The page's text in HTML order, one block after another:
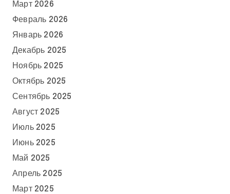
Март 2026
Февраль 2026
Январь 2026
Декабрь 2025
Ноябрь 2025
Октябрь 2025
Сентябрь 2025
Август 2025
Июль 2025
Июнь 2025
Май 2025
Апрель 2025
Март 2025